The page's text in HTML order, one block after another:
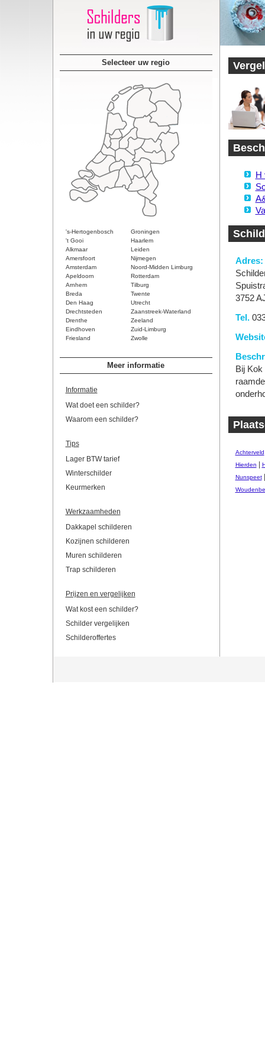
Selecteer uw regio
's-Hertogenbosch
Groningen
't Gooi
Haarlem
Alkmaar
Leiden
Amersfoort
Nijmegen
Amsterdam
Noord-Midden Limburg
Apeldoorn
Rotterdam
Arnhem
Tilburg
Breda
Twente
Den Haag
Utrecht
Drechtsteden
Zaanstreek-Waterland
Drenthe
Zeeland
Eindhoven
Zuid-Limburg
Friesland
Zwolle
Meer informatie
Informatie
Wat doet een schilder?
Waarom een schilder?
Tips
Lager BTW tarief
Winterschilder
Keurmerken
Werkzaamheden
Dakkapel schilderen
Kozijnen schilderen
Muren schilderen
Trap schilderen
Prijzen en vergelijken
Wat kost een schilder?
Schilder vergelijken
Schilderoffertes
H
Adres:
3752
Tel.
Bij
Achterveld
Hierden
Nunspeet